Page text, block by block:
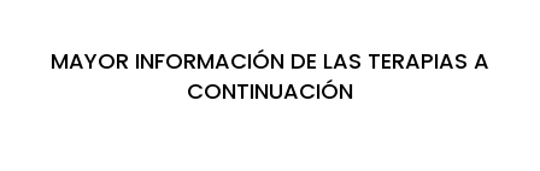
MAYOR INFORMACIÓN DE LAS TERAPIAS A
CONTINUACIÓN